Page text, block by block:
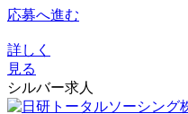
応募へ進む
詳しく
見る
シルバー求人